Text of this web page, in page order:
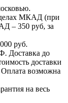
МКАД (при
– 350 руб, за
руб.
Доставка до
доставки
возможна
на весь